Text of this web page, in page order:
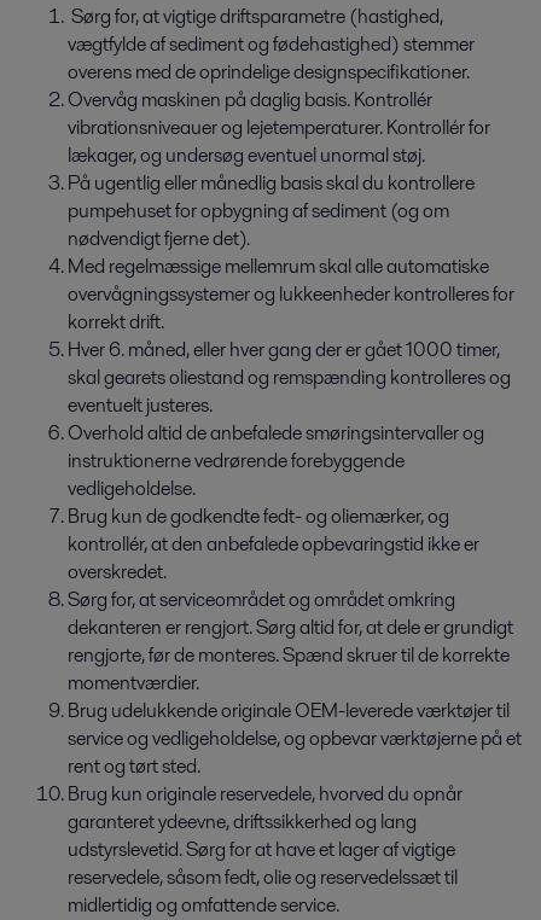
Sørg for, at vigtige driftsparametre (hastighed,
vægtfylde af sediment og fødehastighed) stemmer
overens med de oprindelige designspecifikationer.
Overvåg maskinen på daglig basis. Kontrollér
vibrationsniveauer og lejetemperaturer. Kontrollér for
lækager, og undersøg eventuel unormal støj.
På ugentlig eller månedlig basis skal du kontrollere
pumpehuset for opbygning af sediment (og om
nødvendigt fjerne det).
Med regelmæssige mellemrum skal alle automatiske
overvågningssystemer og lukkeenheder kontrolleres for
korrekt drift.
Hver 6. måned, eller hver gang der er gået 1000 timer,
skal gearets oliestand og remspænding kontrolleres og
eventuelt justeres.
Overhold altid de anbefalede smøringsintervaller og
instruktionerne vedrørende forebyggende
vedligeholdelse.
Brug kun de godkendte fedt- og oliemærker, og
kontrollér, at den anbefalede opbevaringstid ikke er
overskredet.
Sørg for, at serviceområdet og området omkring
dekanteren er rengjort. Sørg altid for, at dele er grundigt
rengjorte, før de monteres. Spænd skruer til de korrekte
momentværdier.
Brug udelukkende originale OEM-leverede værktøjer til
service og vedligeholdelse, og opbevar værktøjerne på et
rent og tørt sted.
Brug kun originale reservedele, hvorved du opnår
garanteret ydeevne, driftssikkerhed og lang
udstyrslevetid. Sørg for at have et lager af vigtige
reservedele, såsom fedt, olie og reservedelssæt til
midlertidig og omfattende service.